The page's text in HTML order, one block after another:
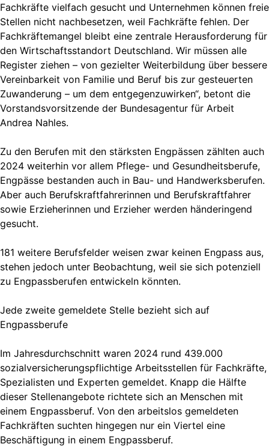
Fachkräfte vielfach gesucht und Unternehmen können freie
Stellen nicht nachbesetzen, weil Fachkräfte fehlen. Der
Fachkräftemangel bleibt eine zentrale Herausforderung für
den Wirtschaftsstandort Deutschland. Wir müssen alle
Register ziehen – von gezielter Weiterbildung über bessere
Vereinbarkeit von Familie und Beruf bis zur gesteuerten
Zuwanderung – um dem entgegenzuwirken“, betont die
Vorstandsvorsitzende der Bundesagentur für Arbeit
Andrea Nahles.
Zu den Berufen mit den stärksten Engpässen zählten auch
2024 weiterhin vor allem Pflege- und Gesundheitsberufe,
Engpässe bestanden auch in Bau- und Handwerksberufen.
Aber auch Berufskraftfahrerinnen und Berufskraftfahrer
sowie Erzieherinnen und Erzieher werden händeringend
gesucht.
181 weitere Berufsfelder weisen zwar keinen Engpass aus,
stehen jedoch unter Beobachtung, weil sie sich potenziell
zu Engpassberufen entwickeln könnten.
Jede zweite gemeldete Stelle bezieht sich auf
Engpassberufe
Im Jahresdurchschnitt waren 2024 rund 439.000
sozialversicherungspflichtige Arbeitsstellen für Fachkräfte,
Spezialisten und Experten gemeldet. Knapp die Hälfte
dieser Stellenangebote richtete sich an Menschen mit
einem Engpassberuf. Von den arbeitslos gemeldeten
Fachkräften suchten hingegen nur ein Viertel eine
Beschäftigung in einem Engpassberuf.